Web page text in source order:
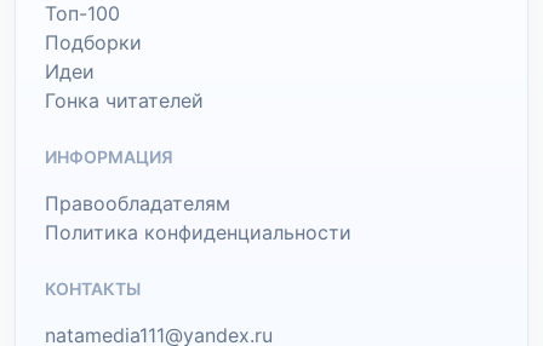
Топ-100
Подборки
Идеи
Гонка читателей
ИНФОРМАЦИЯ
Правообладателям
Политика конфиденциальности
КОНТАКТЫ
natamedia111@yandex.ru